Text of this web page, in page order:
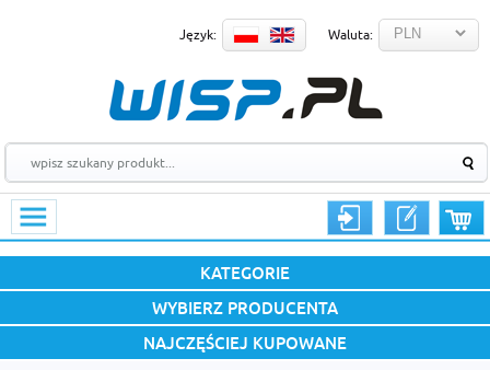
Język: Waluta:
KATEGORIE
WYBIERZ PRODUCENTA
NAJCZĘŚCIEJ KUPOWANE